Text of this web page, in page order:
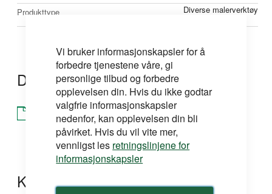
Vi bruker informasjonskapsler for å
forbedre tjenestene våre, gi
personlige tilbud og forbedre
opplevelsen din. Hvis du ikke godtar
valgfrie informasjonskapsler
nedenfor, kan opplevelsen din bli
påvirket. Hvis du vil vite mer,
vennligst les retningslinjene for
informasjonskapsler
Produkttype Diverse malerverktøy
Dokumentasjon
Kontakt oss